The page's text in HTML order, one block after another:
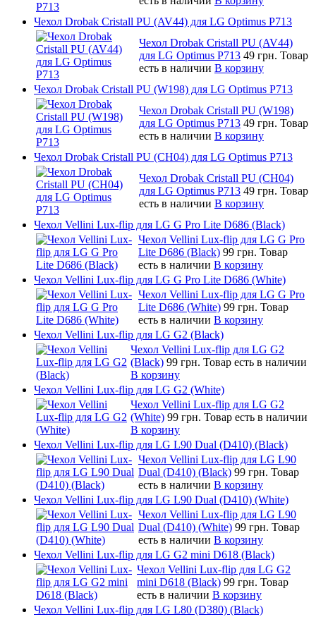
Чехол Drobak Cristall PU (AV44) для LG Optimus P713
Чехол Drobak Cristall PU (AV44)
для LG Optimus P713 49 грн. Товар
есть в наличии В корзину
Чехол Drobak Cristall PU (W198) для LG Optimus P713
Чехол Drobak Cristall PU (W198)
для LG Optimus P713 49 грн. Товар
есть в наличии В корзину
Чехол Drobak Cristall PU (CH04) для LG Optimus P713
Чехол Drobak Cristall PU (CH04)
для LG Optimus P713 49 грн. Товар
есть в наличии В корзину
Чехол Vellini Lux-flip для LG G Pro Lite D686 (Black)
Чехол Vellini Lux-flip для LG G Pro
Lite D686 (Black) 99 грн. Товар
есть в наличии В корзину
Чехол Vellini Lux-flip для LG G Pro Lite D686 (White)
Чехол Vellini Lux-flip для LG G Pro
Lite D686 (White) 99 грн. Товар
есть в наличии В корзину
Чехол Vellini Lux-flip для LG G2 (Black)
Чехол Vellini Lux-flip для LG G2
(Black) 99 грн. Товар есть в наличии
В корзину
Чехол Vellini Lux-flip для LG G2 (White)
Чехол Vellini Lux-flip для LG G2
(White) 99 грн. Товар есть в наличии
В корзину
Чехол Vellini Lux-flip для LG L90 Dual (D410) (Black)
Чехол Vellini Lux-flip для LG L90
Dual (D410) (Black) 99 грн. Товар
есть в наличии В корзину
Чехол Vellini Lux-flip для LG L90 Dual (D410) (White)
Чехол Vellini Lux-flip для LG L90
Dual (D410) (White) 99 грн. Товар
есть в наличии В корзину
Чехол Vellini Lux-flip для LG G2 mini D618 (Black)
Чехол Vellini Lux-flip для LG G2
mini D618 (Black) 99 грн. Товар
есть в наличии В корзину
Чехол Vellini Lux-flip для LG L80 (D380) (Black)